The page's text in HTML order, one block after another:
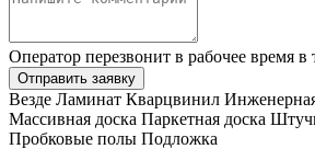
Оператор перезвонит в рабочее время в
Отправить заявку
Везде Ламинат Кварцвинил
Массивная доска Паркетная доска
Пробковые полы Подложка